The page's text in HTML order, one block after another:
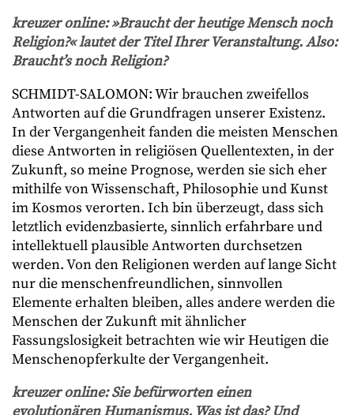
kreuzer online: »Braucht der heutige Mensch noch
Religion?« lautet der Titel Ihrer Veranstaltung. Also:
Braucht’s noch Religion?
SCHMIDT-SALOMON: Wir brauchen zweifellos
Antworten auf die Grundfragen unserer Existenz.
In der Vergangenheit fanden die meisten Menschen
diese Antworten in religiösen Quellentexten, in der
Zukunft, so meine Prognose, werden sie sich eher
mithilfe von Wissenschaft, Philosophie und Kunst
im Kosmos verorten. Ich bin überzeugt, dass sich
letztlich evidenzbasierte, sinnlich erfahrbare und
intellektuell plausible Antworten durchsetzen
werden. Von den Religionen werden auf lange Sicht
nur die menschenfreundlichen, sinnvollen
Elemente erhalten bleiben, alles andere werden die
Menschen der Zukunft mit ähnlicher
Fassungslosigkeit betrachten wie wir Heutigen die
Menschenopferkulte der Vergangenheit.
kreuzer online: Sie befürworten einen